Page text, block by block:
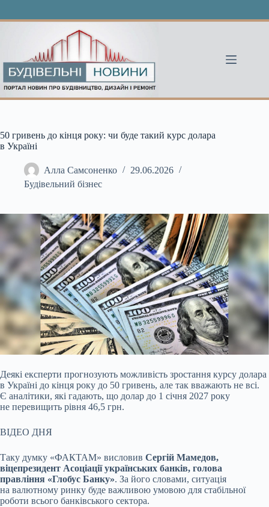
50 гривень до кінця року: чи буде такий курс долара
в Україні
Алла Самсоненко
29.06.2026
Будівельний бізнес
Деякі експерти прогнозують можливість зростання курсу долара
в Україні до кінця року до 50 гривень, але так вважають не всі.
Є аналітики, які гадають, що долар до 1 січня 2027 року
не перевищить рівня 46,5 грн.
ВІДЕО ДНЯ
Таку думку «ФАКТАМ» висловив Сергій Мамедов,
віцепрезидент Асоціації українських банків, голова
правління «Глобус Банку». За його словами, ситуація
на валютному ринку буде важливою умовою для стабільної
роботи всього банківського сектора.